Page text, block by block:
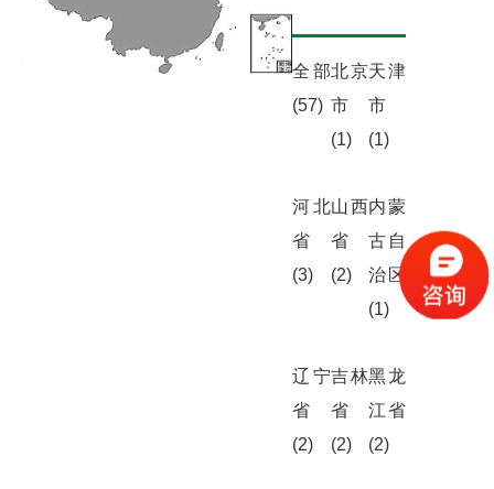
全部
(57)
北京
市
(1)
天津
市
(1)
河北
省
(3)
山西
省
(2)
内蒙
古自
治区
(1)
辽宁
省
(2)
吉林
省
(2)
黑龙
江省
(2)